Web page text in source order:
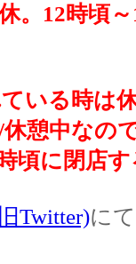
。12時頃
いる時は
憩中なの
頃に閉店
Twitter)に